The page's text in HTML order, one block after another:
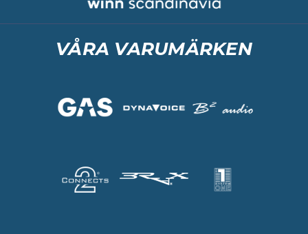
VÅRA VARUMÄRKEN